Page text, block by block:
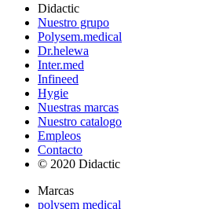
Didactic
Nuestro grupo
Polysem.medical
Dr.helewa
Inter.med
Infineed
Hygie
Nuestras marcas
Nuestro catalogo
Empleos
Contacto
© 2020 Didactic
Marcas
polysem medical